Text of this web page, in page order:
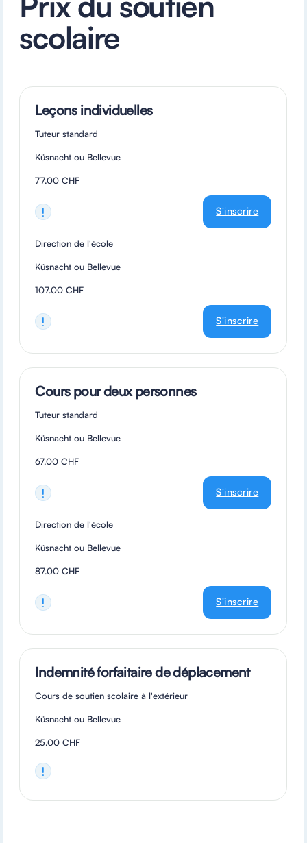
scolaire
Leçons individuelles
Tuteur standard
Küsnacht ou Bellevue
77.00 CHF
S'inscrire
Direction de l'école
Küsnacht ou Bellevue
107.00 CHF
S'inscrire
Cours pour deux personnes
Tuteur standard
Küsnacht ou Bellevue
67.00 CHF
S'inscrire
Direction de l'école
Küsnacht ou Bellevue
87.00 CHF
S'inscrire
Indemnité forfaitaire de déplacement
Cours de soutien scolaire à l'extérieur
Küsnacht ou Bellevue
25.00 CHF